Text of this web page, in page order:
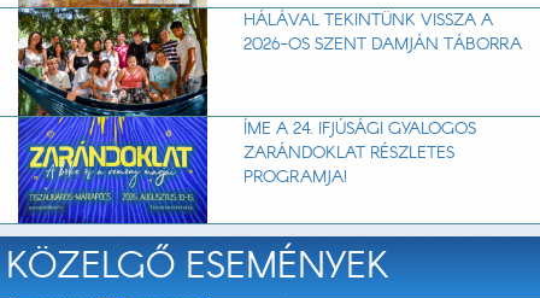
HÁLÁVAL TEKINTÜNK VISSZA A
2026-OS SZENT DAMJÁN TÁBORRA
ÍME A 24. IFJÚSÁGI GYALOGOS
ZARÁNDOKLAT RÉSZLETES
PROGRAMJA!
KÖZELGŐ ESEMÉNYEK